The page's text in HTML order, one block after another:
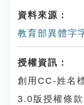
資料來源：
教育部異體字
授權資訊：
創用CC-姓名
3.0版授權條款